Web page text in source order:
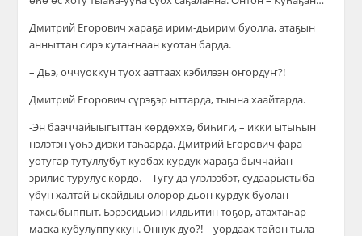
Дмитрий Егорович хараҕа ирим-дьирим буолла, атаҕын
анныттан сирэ кутаҥнаан куотан барда.
– Дьэ, оччуоккун туох ааттаах кэбилээн оҥордуҥ?!
Дмитрий Егорович сүрэҕэр ыттарда, тыына хаайтарда.
-Эн бааччайыыгыттан көрдөххө, биһиги, – икки ытыһын
нэлэтэн үөһэ диэки таһаарда. Дмитрий Егорович фара
уотугар тутуллубут куобах курдук хараҕа быччайан
эрилис-турулус көрдө. – Тугу да үлэлээбэт, судаарыстыба
үбүн халтай ыскайдыы олорор дьон курдук буолан
тахсыбыппыт. Бэрэсидьиэн илдьитин тоҕор, атахтаһар
маска кубулуппуккун. Оннук дуо?! – уордаах тойон тыла